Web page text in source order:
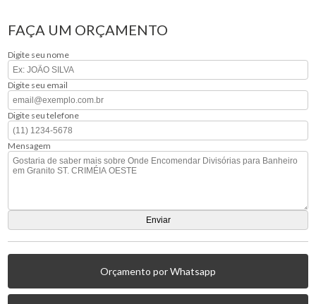
FAÇA UM ORÇAMENTO
Digite seu nome
Digite seu email
Digite seu telefone
Mensagem
Orçamento por Whatsapp